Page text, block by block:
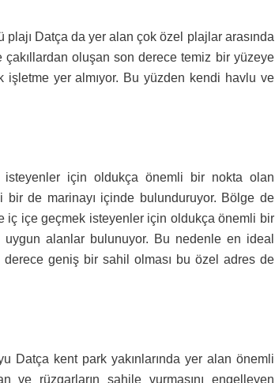
Datça da yer alan çok özel plajlar arasında
çakıllardan oluşan son derece temiz bir yüzeye
yer almıyor. Bu yüzden kendi havlu ve
için oldukça önemli bir nokta olan
bir de marinayı içinde bulunduruyor. Bölge de
içe geçmek isteyenler için oldukça önemli bir
alanlar bulunuyor. Bu nedenle en ideal
geniş bir sahil olması bu özel adres de
Datça kent park yakınlarında yer alan önemli
ve rüzgarların sahile vurmasını engelleyen